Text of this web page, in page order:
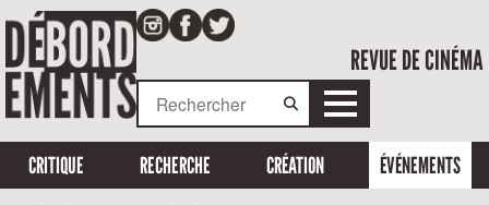
REVUE DE CINÉMA
CRITIQUE RECHERCHE CRÉATION ÉVÉNEMENTS